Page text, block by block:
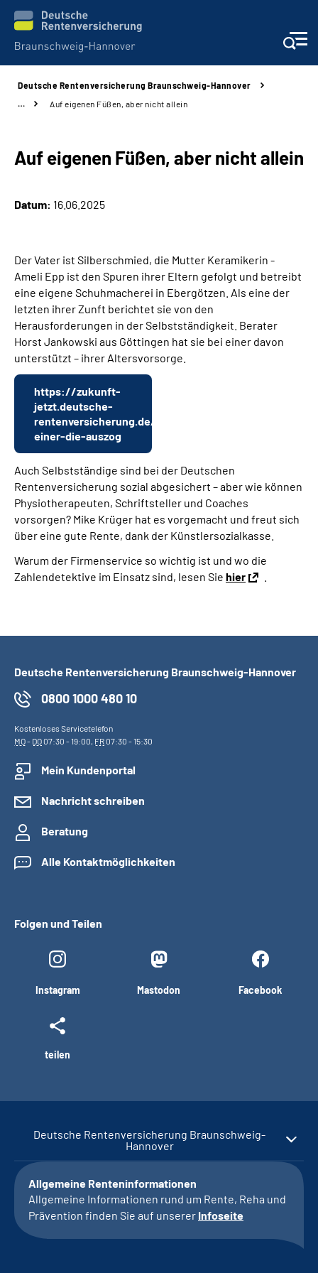
Unsere Kliniken
Karriere
Über uns
Online-Services
Inhalte in Gebärdensprache (DGS)
Leichte Sprache
Suche
Mein Kundenportal
Deutsche Rentenversicherung Braunschweig-Hannover
…
Auf eigenen Füßen, aber nicht allein
Auf eigenen Füßen, aber nicht allein
Datum: 16.06.2025
Der Vater ist Silberschmied, die Mutter Keramikerin -
Ameli Epp ist den Spuren ihrer Eltern gefolgt und betreibt
eine eigene Schuhmacherei in Ebergötzen. Als eine der
letzten ihrer Zunft berichtet sie von den
Herausforderungen in der Selbstständigkeit. Berater
Horst Jankowski aus Göttingen hat sie bei einer davon
unterstützt – ihrer Altersvorsorge.
https://zukunft-
jetzt.deutsche-
rentenversicherung.de/altersvorsorge/von-
einer-die-auszog
Auch Selbstständige sind bei der Deutschen
Rentenversicherung sozial abgesichert – aber wie können
Physiotherapeuten, Schriftsteller und Coaches
vorsorgen? Mike Krüger hat es vorgemacht und freut sich
über eine gute Rente, dank der Künstlersozialkasse.
Warum der Firmenservice so wichtig ist und wo die
Zahlendetektive im Einsatz sind, lesen Sie hier
Deutsche Rentenversicherung Braunschweig-Hannover
0800 1000 480 10
Kostenloses Servicetelefon
MO- DO07:30 - 19:00, FR07:30 - 15:30
Mein Kundenportal
Nachricht schreiben
Beratung
Alle Kontaktmöglichkeiten
Folgen und Teilen
Instagram Mastodon Facebook
teilen
Deutsche Rentenversicherung Braunschweig-
Hannover
Allgemeine Renteninformationen
Allgemeine Informationen rund um Rente, Reha und
Prävention finden Sie auf unserer Infoseite